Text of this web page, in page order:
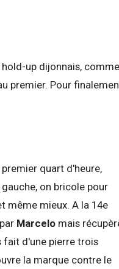
up dijonnais, comme
premier. Pour
quart d'heure,
on bricole pour
même mieux. A la 14e
Marcelo mais
fait d'une pierre trois
la marque contre le